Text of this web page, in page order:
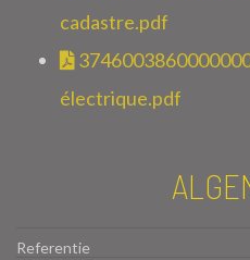
cadastre.pdf
électrique.pdf
Referentie